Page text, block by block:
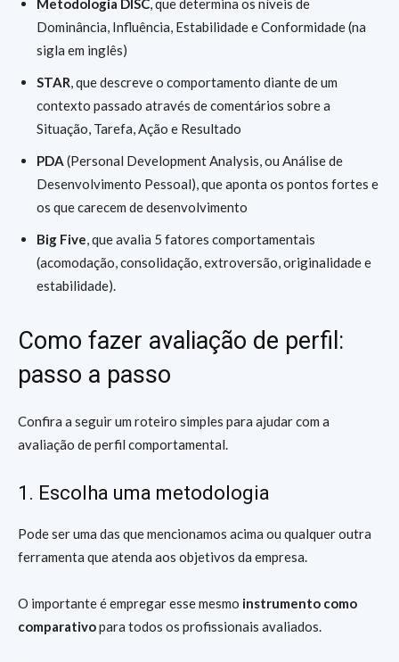
Metodologia DISC, que determina os níveis de
Dominância, Influência, Estabilidade e Conformidade (na
sigla em inglês)
STAR, que descreve o comportamento diante de um
contexto passado através de comentários sobre a
Situação, Tarefa, Ação e Resultado
PDA (Personal Development Analysis, ou Análise de
Desenvolvimento Pessoal), que aponta os pontos fortes e
os que carecem de desenvolvimento
Big Five, que avalia 5 fatores comportamentais
(acomodação, consolidação, extroversão, originalidade e
estabilidade).
Como fazer avaliação de perfil:
passo a passo
Confira a seguir um roteiro simples para ajudar com a
avaliação de perfil comportamental.
1. Escolha uma metodologia
Pode ser uma das que mencionamos acima ou qualquer outra
ferramenta que atenda aos objetivos da empresa.
O importante é empregar esse mesmo instrumento como
comparativopara todos os profissionais avaliados.